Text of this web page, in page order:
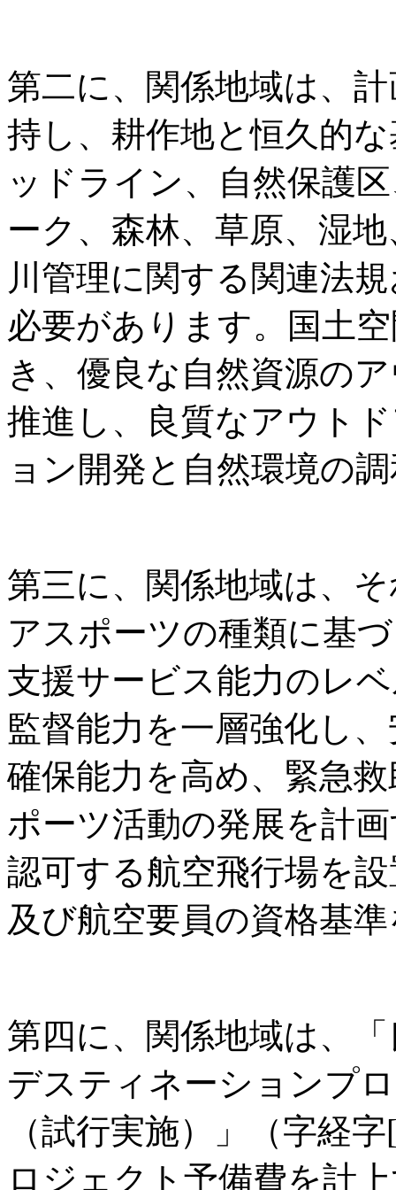
第二に、関係地域は、
持し、耕作地と恒久的
ッドライン、自然保護
ーク、森林、草原、湿
川管理に関する関連法
必要があります。国土
き、優良な自然資源の
推進し、良質なアウト
ョン開発と自然環境の
第三に、関係地域は、
アスポーツの種類に基
支援サービス能力のレ
監督能力を一層強化し
確保能力を高め、緊急
ポーツ活動の発展を計
認可する航空飛行場を
及び航空要員の資格基
第四に、関係地域は、
デスティネーションプ
（試行実施）」（字経
ロジェクト予備費を計